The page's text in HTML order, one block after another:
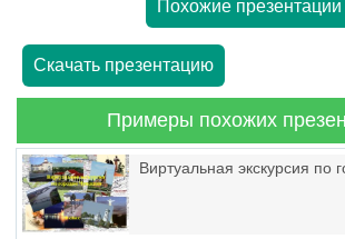
Похожие презентации
Скачать презентацию
Примеры похожих
Виртуальная экскурсия по